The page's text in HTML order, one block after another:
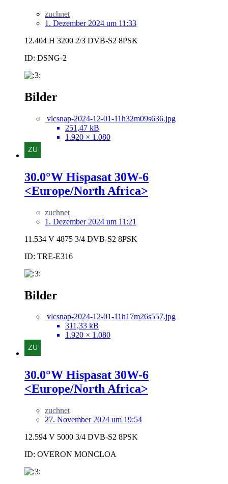
zuchnet
1. Dezember 2024 um 11:33
12.404 H 3200 2/3 DVB-S2 8PSK
ID: DSNG-2
Bilder
vlcsnap-2024-12-01-11h32m09s636.jpg
251,47 kB
1.920 × 1.080
30.0°W Hispasat 30W-6
<Europe/North Africa>
zuchnet
1. Dezember 2024 um 11:21
11.534 V 4875 3/4 DVB-S2 8PSK
ID: TRE-E316
Bilder
vlcsnap-2024-12-01-11h17m26s557.jpg
311,33 kB
1.920 × 1.080
30.0°W Hispasat 30W-6
<Europe/North Africa>
zuchnet
27. November 2024 um 19:54
12.594 V 5000 3/4 DVB-S2 8PSK
ID: OVERON MONCLOA